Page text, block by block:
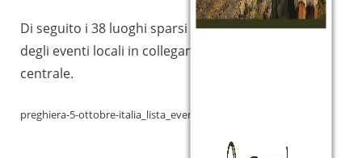
Di seguito i 38 luoghi sparsi per l’Italia che vivranno
degli eventi locali in collegamento con quello
centrale.
preghiera-5-ottobre-italia_lista_eventi